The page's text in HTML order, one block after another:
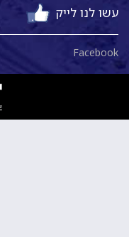
עשו לנו לייק
Facebook